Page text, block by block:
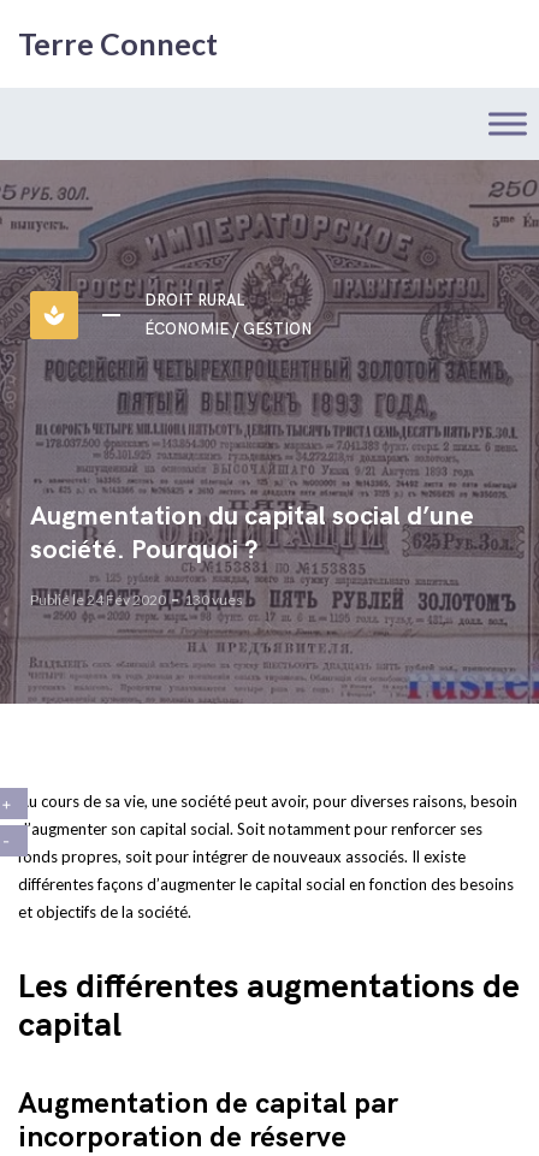
Terre Connect
spa
DROIT RURAL
ÉCONOMIE / GESTION
Augmentation du capital social d’une
société. Pourquoi ?
Publié le 24 Fév 2020 130 vues
Au cours de sa vie, une société peut avoir, pour diverses raisons, besoin
d’augmenter son capital social. Soit notamment pour renforcer ses
fonds propres, soit pour intégrer de nouveaux associés. Il existe
différentes façons d’augmenter le capital social en fonction des besoins
et objectifs de la société.
Les différentes augmentations de
capital
Augmentation de capital par
incorporation de réserve